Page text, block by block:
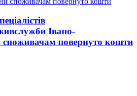
Івано-
повернуто кошти